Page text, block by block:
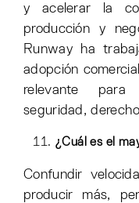
y acelerar la
producción y
Runway ha
adopción
relevante para
seguridad,
¿Cuál es el
Confundir
producir más,